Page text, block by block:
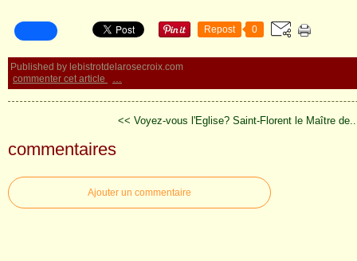
Repost 0
Published by lebistrotdelarosecroix.com
commenter cet article
…
<< Voyez-vous l'Eglise? Saint-Florent le Maître
commentaires
Ajouter un commentaire